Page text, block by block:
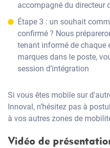
accompagné du directeur
Étape 3 : un souhait
confirmé ? Nous
tenant informé de chaque
marques dans le poste,
session d’intégration
Si vous êtes mobile sur
Innoval, n’hésitez pas à
à vos autres zones de
Vidéo de